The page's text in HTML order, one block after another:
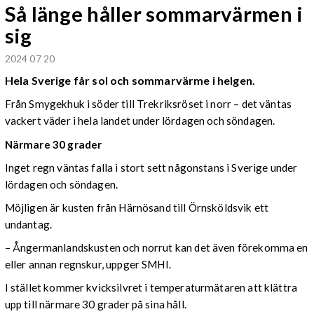
Så länge håller sommarvärmen i
sig
2024 07 20
Hela Sverige får sol och sommarvärme i helgen.
Från Smygekhuk i söder till Trekriksröset i norr – det väntas
vackert väder i hela landet under lördagen och söndagen.
Närmare 30 grader
Inget regn väntas falla i stort sett någonstans i Sverige under
lördagen och söndagen.
Möjligen är kusten från Härnösand till Örnsköldsvik ett
undantag.
– Ångermanlandskusten och norrut kan det även förekomma en
eller annan regnskur, uppger SMHI.
I stället kommer kvicksilvret i temperaturmätaren att klättra
upp till närmare 30 grader på sina håll.